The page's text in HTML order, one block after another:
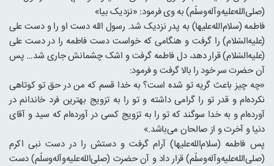
(صلی‌الله‌علیه‌و‌آله‌وسلّم) به وی فرمود: «نزدیک بیا»
فاطمه (سلام‌الله‌علیها) به پدر نزدیک شد. رسول الله دست او را و دست علی
(علیه‌السّلام) را گرفت و هنگامی که خواست دست فاطمه را در دست علی
(علیه‌السّلام) قرار دهد، دل فاطمه گرفت و اشک چشمانش جاری شد… پس
آن حضرت سر خود را بالا گرفت و فرمود:
«چه چیز باعث گریه تو شده است؟ به خدا قسم که من در حق تو کوتاهی
نکرده‌ام و قدر تو را گرامی داشته و تو را به تزویج بهترین فرد خاندانم در
آورده‌ام و به خدا سوگند که تو را به تزویج کسی در آورده‌ام که سید و آقای
دنیا و آخرت و از صالحان می‌باشد.»
پس فاطمه (سلام‌الله‌علیها) آرام گرفت و دستش را در دست نبی اکرم
(صلی‌الله‌علیه‌و‌آله‌وسلّم) قرار داد و آن حضرت (صلی‌الله‌علیه‌و‌آله‌وسلّم) دست